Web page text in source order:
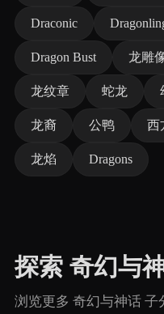
Draconic
Dragon Bust 龙雕
龙纹章 蛇龙
龙裔 公鸭 西
龙焰 Dragons
探索 奇幻与
浏览更多 奇幻与神话 子